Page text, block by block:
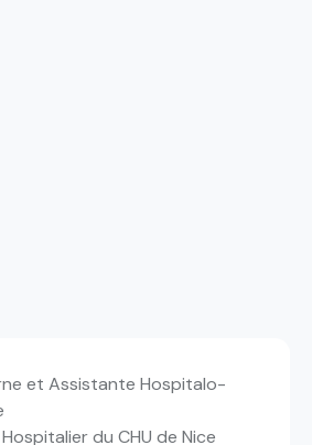
et Assistante Hospitalo-
du CHU de Nice